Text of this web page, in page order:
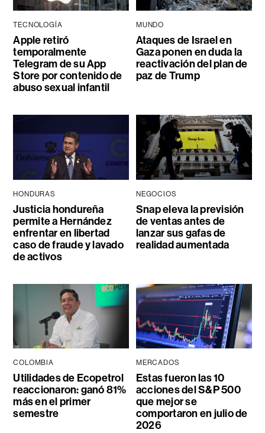
TECNOLOGÍA
Apple retiró
temporalmente
Telegram de su App
Store por contenido de
abuso sexual infantil
MUNDO
Ataques de Israel en
Gaza ponen en duda la
reactivación del plan de
paz de Trump
HONDURAS
Justicia hondureña
permite a Hernández
enfrentar en libertad
caso de fraude y lavado
de activos
NEGOCIOS
Snap eleva la previsión
de ventas antes de
lanzar sus gafas de
realidad aumentada
COLOMBIA
Utilidades de Ecopetrol
reaccionaron: ganó 81%
más en el primer
semestre
MERCADOS
Estas fueron las 10
acciones del S&P 500
que mejor se
comportaron en julio de
2026